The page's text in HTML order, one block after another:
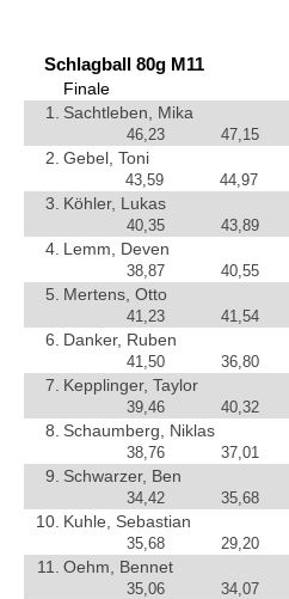
Schlagball 80g M11
Finale
1.
Sachtleben, Mika
46,23 47,15
2. Gebel, Toni
43,59 44,97
3. Köhler, Lukas
40,35 43,89
4. Lemm, Deven
38,87 40,55
5. Mertens, Otto
41,23 41,54
6. Danker, Ruben
41,50 36,80
7. Kepplinger, Taylor
39,46 40,32
8. Schaumberg, Niklas
38,76 37,01
9. Schwarzer, Ben
34,42 35,68
10. Kuhle, Sebastian
35,68 29,20
11. Oehm, Bennet
35,06 34,07